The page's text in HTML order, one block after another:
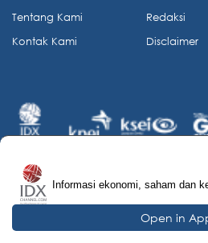
Tentang Kami
Kontak Kami
Redaksi
Disclaimer
© 2026 IDX Channel. All
Informasi ekonomi, saham dan
Open in